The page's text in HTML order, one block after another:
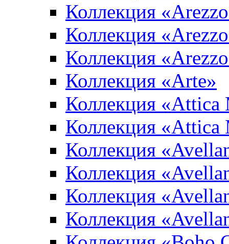
Коллекция
Коллекция
Коллекция
Коллекция «Arte»
Коллекция «Attica
Коллекция «Attica
Коллекция
Коллекция
Коллекция
Коллекция